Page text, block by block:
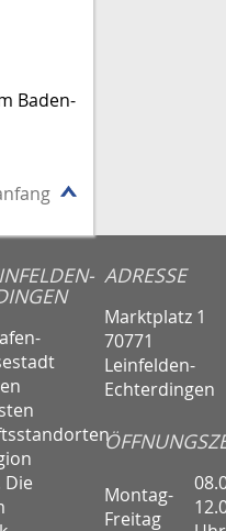
Baden-
ADRESSE
Marktplatz 1
70771
Leinfelden-
Echterdingen
Montag-
Freitag